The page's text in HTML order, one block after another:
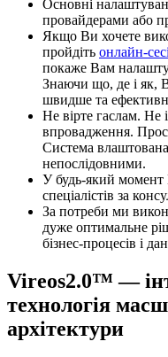
Основні
провайдерами або
Якщо Ви хочете
пройдіть онлайн-
покаже Вам
Знаючи що, де і як,
швидше та
Не вірте гаслам. Не
впровадження.
Система
непослідовними.
У будь-який
спеціалістів за
За потреби ми
дуже оптимальне
бізнес-процесів і
Vireos2.0™ —
технологія
архітектури